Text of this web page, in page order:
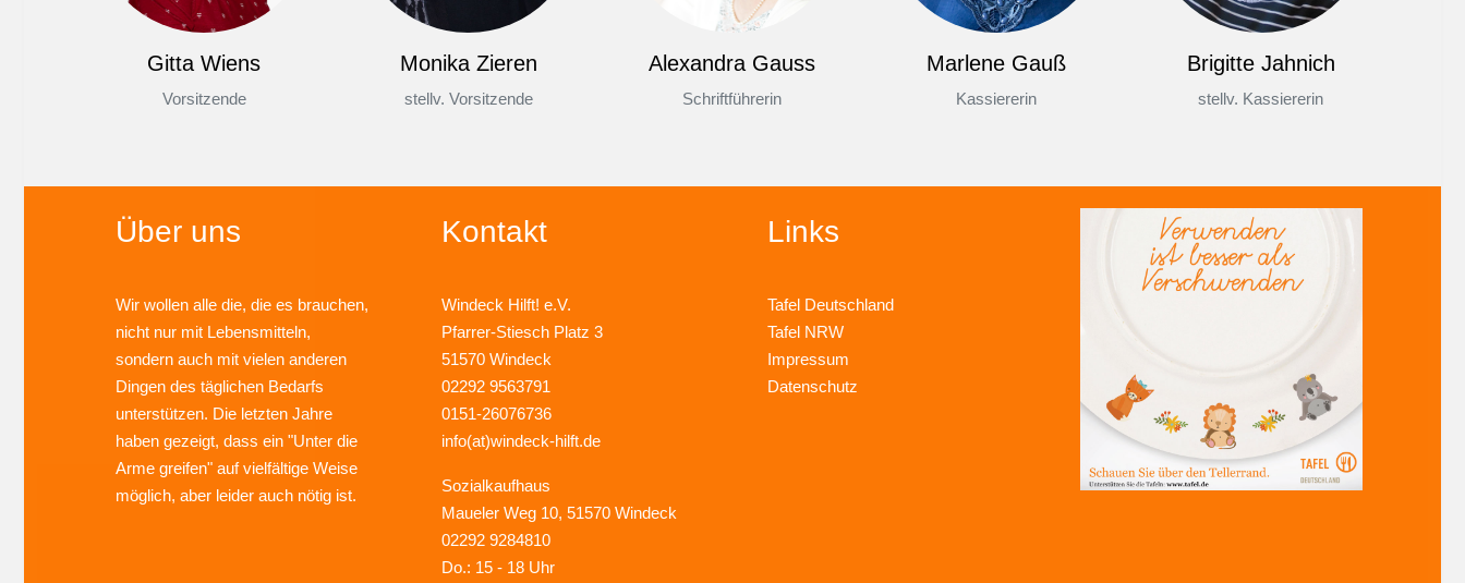
Gitta Wiens
Vorsitzende
Monika Zieren
stellv. Vorsitzende
Alexandra Gauss
Schriftführerin
Marlene Gauß
Kassiererin
Brigitte Jahnich
stellv. Kassiererin
Über uns
Wir wollen alle die, die es brauchen,
nicht nur mit Lebensmitteln,
sondern auch mit vielen anderen
Dingen des täglichen Bedarfs
unterstützen. Die letzten Jahre
haben gezeigt, dass ein "Unter die
Arme greifen" auf vielfältige Weise
möglich, aber leider auch nötig ist.
Kontakt
Windeck Hilft! e.V.
Pfarrer-Stiesch Platz 3
51570 Windeck
02292 9563791
0151-26076736
info(at)windeck-hilft.de
Sozialkaufhaus
Maueler Weg 10, 51570 Windeck
02292 9284810
Do.: 15 - 18 Uhr
Links
Tafel Deutschland
Tafel NRW
Impressum
Datenschutz